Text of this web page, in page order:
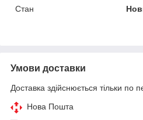
Стан
Умови доставки
Доставка здійснюється тільки по
Нова Пошта